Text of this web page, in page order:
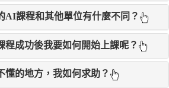
台進行運算，而邊緣運算透過行動
收集和分析資料，減少了傳送到雲端
時間與頻寬的消耗，即使系統處於離
也可以持續運作，而超低功耗邊緣
球半導體產業的發展焦點。
緣運算的應用及TensorFlow Lite的
發流程之外，還能汲取到講師對此
驗。課程中，講師會一步一步帶領
案，學員可以從中學習到如何在
AI課程和其他單位有什麼不同？
位都專注於AI演算法，卻少有單位
合的技術。然而，AI軟硬整合的
轉的關鍵。 艾鍗學院重視如何幫
程成功後我要如何開始上課呢？
位課程後，可郵寄或現場領取課程
懂的地方，我如何求助？